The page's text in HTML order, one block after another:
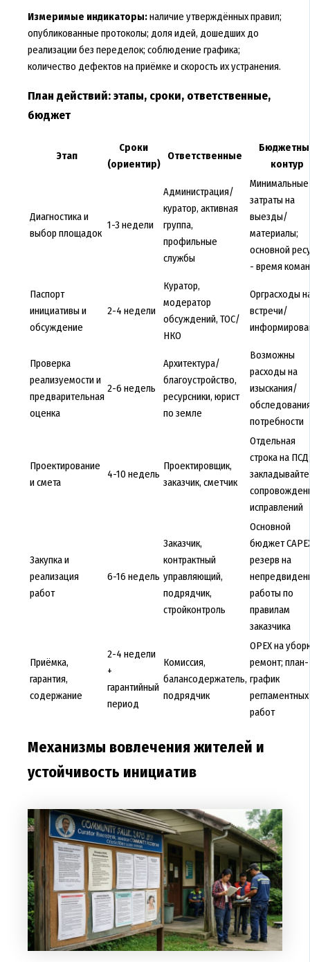
Измеримые индикаторы:наличие утверждённых правил;
опубликованные протоколы; доля идей, дошедших до
реализации без переделок; соблюдение графика;
количество дефектов на приёмке и скорость их устранения.
План действий: этапы, сроки, ответственные,
бюджет
Этап
Сроки
(ориентир)
Ответственные
контур
Диагностика и
выбор площадок
1-3 недели
Администрация/
куратор, активная
группа,
профильные
службы
Минимальные
затраты на
выезды/
материалы;
основной
- время
Паспорт
инициативы и
обсуждение
2-4 недели
Куратор,
модератор
обсуждений, ТОС/
НКО
Орграсходы
встречи/
Проверка
реализуемости и
предварительная
оценка
2-6 недель
Архитектура/
благоустройство,
ресурсники, юрист
по земле
Возможны
расходы на
изыскания/
потребности
Проектирование
и смета
4-10 недель
Проектировщик,
заказчик, сметчик
Отдельная
строка на ПСД;
закладывайте
исправлений
Закупка и
реализация
работ
6-16 недель
Заказчик,
контрактный
управляющий,
подрядчик,
стройконтроль
Основной
бюджет
резерв на
работы по
правилам
заказчика
Приёмка,
гарантия,
содержание
2-4 недели
+
гарантийный
период
Комиссия,
балансодержатель,
подрядчик
OPEX на
ремонт; план-
график
регламентных
работ
Механизмы вовлечения жителей и
устойчивость инициатив